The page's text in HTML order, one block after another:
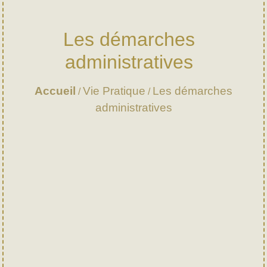
Les démarches
administratives
Accueil / Vie Pratique / Les démarches
administratives